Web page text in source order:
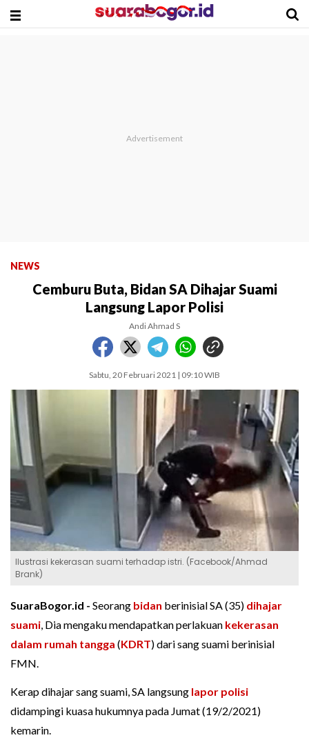
NEWS
Cemburu Buta, Bidan SA Dihajar Suami
Langsung Lapor Polisi
Andi Ahmad S
Sabtu, 20 Februari 2021 | 09:10 WIB
Ilustrasi kekerasan suami terhadap istri. (Facebook/Ahmad
Brank)
SuaraBogor.id - Seorang bidan berinisial SA (35) dihajar
suami, Dia mengaku mendapatkan perlakuan kekerasan
dalam rumah tangga (KDRT) dari sang suami berinisial
FMN.
Kerap dihajar sang suami, SA langsung lapor polisi
didampingi kuasa hukumnya pada Jumat (19/2/2021)
kemarin.